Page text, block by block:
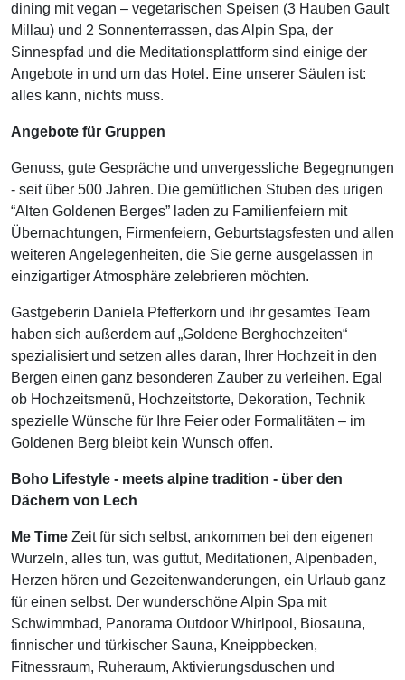
dining mit vegan – vegetarischen Speisen (3 Hauben Gault
Millau) und 2 Sonnenterrassen, das Alpin Spa, der
Sinnespfad und die Meditationsplattform sind einige der
Angebote in und um das Hotel. Eine unserer Säulen ist:
alles kann, nichts muss.
Angebote für Gruppen
Genuss, gute Gespräche und unvergessliche Begegnungen
- seit über 500 Jahren. Die gemütlichen Stuben des urigen
“Alten Goldenen Berges” laden zu Familienfeiern mit
Übernachtungen, Firmenfeiern, Geburtstagsfesten und allen
weiteren Angelegenheiten, die Sie gerne ausgelassen in
einzigartiger Atmosphäre zelebrieren möchten.
Gastgeberin Daniela Pfefferkorn und ihr gesamtes Team
haben sich außerdem auf „Goldene Berghochzeiten“
spezialisiert und setzen alles daran, Ihrer Hochzeit in den
Bergen einen ganz besonderen Zauber zu verleihen. Egal
ob Hochzeitsmenü, Hochzeitstorte, Dekoration, Technik
spezielle Wünsche für Ihre Feier oder Formalitäten – im
Goldenen Berg bleibt kein Wunsch offen.
Boho Lifestyle - meets alpine tradition - über den
Dächern von Lech
Me Time Zeit für sich selbst, ankommen bei den eigenen
Wurzeln, alles tun, was guttut, Meditationen, Alpenbaden,
Herzen hören und Gezeitenwanderungen, ein Urlaub ganz
für einen selbst. Der wunderschöne Alpin Spa mit
Schwimmbad, Panorama Outdoor Whirlpool, Biosauna,
finnischer und türkischer Sauna, Kneippbecken,
Fitnessraum, Ruheraum, Aktivierungsduschen und